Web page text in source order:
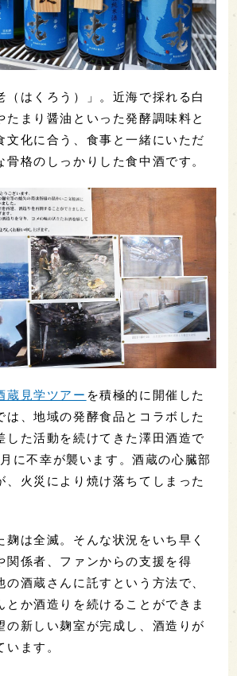
（はくろう）」。近海で採れる白
たまり醤油といった発酵調味料と
文化に合う、食事と一緒にいただ
骨格のしっかりした食中酒です。
蔵見学ツアー を積極的に開催した
は、地域の発酵食品とコラボした
した活動を続けてきた澤田酒造で
に不幸が襲います。酒蔵の心臓部
、火災により焼け落ちてしまった
麹は全滅。そんな状況をいち早く
関係者、ファンからの支援を得
の酒蔵さんに託すという方法で、
とか酒造りを続けることができま
の新しい麹室が完成し、酒造りが
ます。